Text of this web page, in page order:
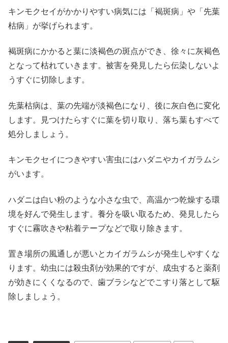
キンモクセイがかかりやすい病気には「褐斑病」や「先葉
枯病」が挙げられます。
褐斑病にかかると葉に淡褐色の斑点ができ、徐々に灰褐色
となって枯れていきます。被害を発見したら伝染しないよ
うすぐに切除します。
先葉枯病は、葉の先端が淡褐色になり、後に灰白色に変化
します。見つけたらすぐに葉を切り取り、落ち葉もすべて
処分しましょう。
キンモクセイにつきやすい害虫にはハダニやカイガラムシ
がいます。
ハダニは白い粉のような小さな虫で、高温かつ乾燥する環
境を好んで発生します。養分を吸い取るため、発見したら
すぐに霧吹きや粘着テープなどで取り除きます。
置き場所の風通しが悪いとカイガラムシが発生しやすくな
ります。幼虫には殺虫剤が効果的ですが、成虫すると薬剤
が効きにくくなるので、歯ブラシなどでこすり落として駆
除しましょう。